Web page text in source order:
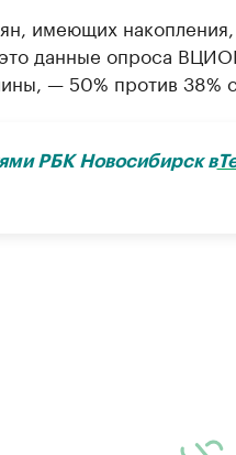
имеющих
это данные опроса
— 50% против 38%
РБК Новосибирск в